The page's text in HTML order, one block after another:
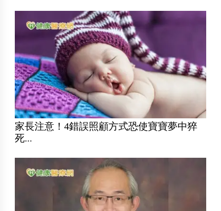
家長注意！4錯誤照顧方式恐使寶寶夢中猝
死...